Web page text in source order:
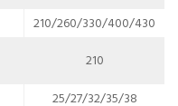
210/260/330/400/430
210
25/27/32/35/38